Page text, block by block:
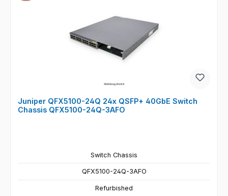
Juniper QFX5100-24Q 24x QSFP+ 40GbE Switch
Chassis QFX5100-24Q-3AFO
Switch Chassis
QFX5100-24Q-3AFO
Refurbished